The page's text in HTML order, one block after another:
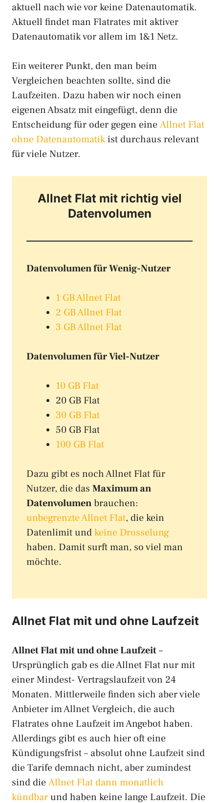
aktuell nach wie vor keine Datenautomatik.
Aktuell findet man Flatrates mit aktiver
Datenautomatik vor allem im 1&1 Netz.
Ein weiterer Punkt, den man beim
Vergleichen beachten sollte, sind die
Laufzeiten. Dazu haben wir noch einen
eigenen Absatz mit eingefügt, denn die
Entscheidung für oder gegen eineAllnet Flat
ohne Datenautomatikist durchaus relevant
für viele Nutzer.
Allnet Flat mit richtig viel
Datenvolumen
Datenvolumen für Wenig-Nutzer
1 GB Allnet Flat
2 GB Allnet Flat
3 GB Allnet Flat
Datenvolumen für Viel-Nutzer
10 GB Flat
20 GB Flat
30 GB Flat
50 GB Flat
100 GB Flat
Dazu gibt es noch Allnet Flat für
Nutzer, die das Maximum an
Datenvolumenbrauchen:
unbegrenzte Allnet Flat, die kein
Datenlimit undkeine Drosselung
haben. Damit surft man, so viel man
möchte.
Allnet Flat mit und ohne Laufzeit
Allnet Flat mit und ohne Laufzeit–
Ursprünglich gab es die Allnet Flat nur mit
einer Mindest- Vertragslaufzeit von 24
Monaten. Mittlerweile finden sich aber viele
Anbieter im Allnet Vergleich, die auch
Flatrates ohne Laufzeit im Angebot haben.
Allerdings gibt es auch hier oft eine
Kündigungsfrist – absolut ohne Laufzeit sind
die Tarife demnach nicht, aber zumindest
sind dieAllnet Flat dann monatlich
kündbarund haben keine lange Laufzeit. Die